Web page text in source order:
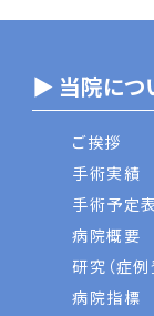
▶ 当院につ
ご挨拶
手術実績
手術予定表
病院概要
研究（症例
病院指標